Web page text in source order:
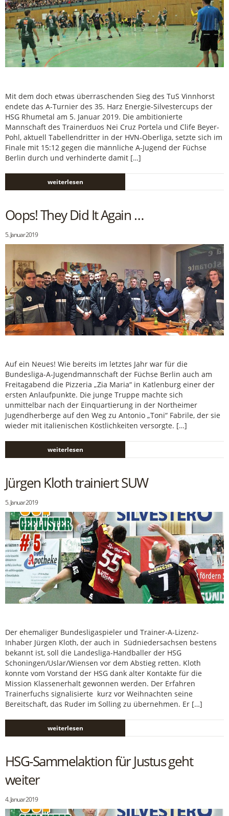
Mit dem doch etwas überraschenden Sieg des TuS Vinnhorst
endete das A-Turnier des 35. Harz Energie-Silvestercups der
HSG Rhumetal am 5. Januar 2019. Die ambitionierte
Mannschaft des Trainerduos Nei Cruz Portela und Clife Beyer-
Pohl, aktuell Tabellendritter in der HVN-Oberliga, setzte sich im
Finale mit 15:12 gegen die männliche A-Jugend der Füchse
Berlin durch und verhinderte damit […]
weiterlesen
Oops! They Did It Again …
5. Januar 2019
Auf ein Neues! Wie bereits im letztes Jahr war für die
Bundesliga-A-Jugendmannschaft der Füchse Berlin auch am
Freitagabend die Pizzeria „Zia Maria“ in Katlenburg einer der
ersten Anlaufpunkte. Die junge Truppe machte sich
unmittelbar nach der Einquartierung in der Northeimer
Jugendherberge auf den Weg zu Antonio „Toni“ Fabrile, der sie
wieder mit italienischen Köstlichkeiten versorgte. […]
weiterlesen
Jürgen Kloth trainiert SUW
5. Januar 2019
Der ehemaliger Bundesligaspieler und Trainer-A-Lizenz-
Inhaber Jürgen Kloth, der auch in Südniedersachsen bestens
bekannt ist, soll die Landesliga-Handballer der HSG
Schoningen/Uslar/Wiensen vor dem Abstieg retten. Kloth
konnte vom Vorstand der HSG dank alter Kontakte für die
Mission Klassenerhalt gewonnen werden. Der Erfahren
Trainerfuchs signalisierte kurz vor Weihnachten seine
Bereitschaft, das Ruder im Solling zu übernehmen. Er […]
weiterlesen
HSG-Sammelaktion für Justus geht
weiter
4. Januar 2019